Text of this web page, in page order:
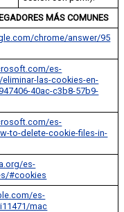
MÁS COMUNES
chrome/answer/95
es-
las-cookies-en-
40ac-c3b8-57b9-
es-
to-delete-cookie-files-in-
es-
#cookies
es-
mac